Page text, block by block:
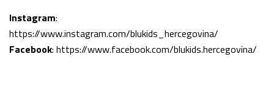
Instagram:
https://www.instagram.com/blukids_hercegovina/
Facebook: https://www.facebook.com/blukids.hercegovina/